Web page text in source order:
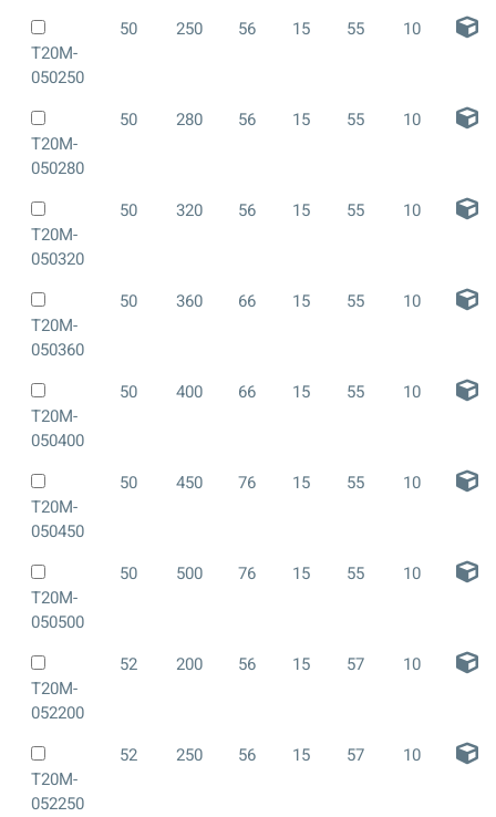
T20M-
050250
50 250 56 15 55 10
T20M-
050280
50 280 56 15 55 10
T20M-
050320
50 320 56 15 55 10
T20M-
050360
50 360 66 15 55 10
T20M-
050400
50 400 66 15 55 10
T20M-
050450
50 450 76 15 55 10
T20M-
050500
50 500 76 15 55 10
T20M-
052200
52 200 56 15 57 10
T20M-
052250
52 250 56 15 57 10